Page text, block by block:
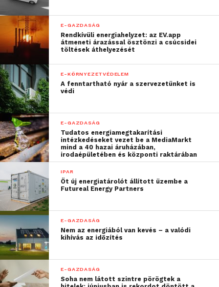
E-GAZDASÁG
Rendkívüli energiahelyzet: az EV.app
átmeneti árazással ösztönzi a csúcsidei
töltések áthelyezését
E-KÖRNYEZETVÉDELEM
A fenntartható nyár a szervezetünket is
védi
E-GAZDASÁG
Tudatos energiamegtakarítási
intézkedéseket vezet be a MediaMarkt
mind a 40 hazai áruházában,
irodaépületében és központi raktárában
IPAR
Öt új energiatárolót állított üzembe a
Futureal Energy Partners
E-GAZDASÁG
Nem az energiából van kevés – a valódi
kihívás az időzítés
E-GAZDASÁG
Soha nem látott szintre pörögtek a